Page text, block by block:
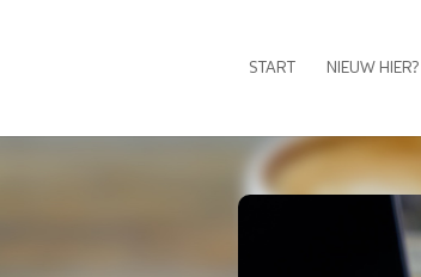
START NIEUW HIER?